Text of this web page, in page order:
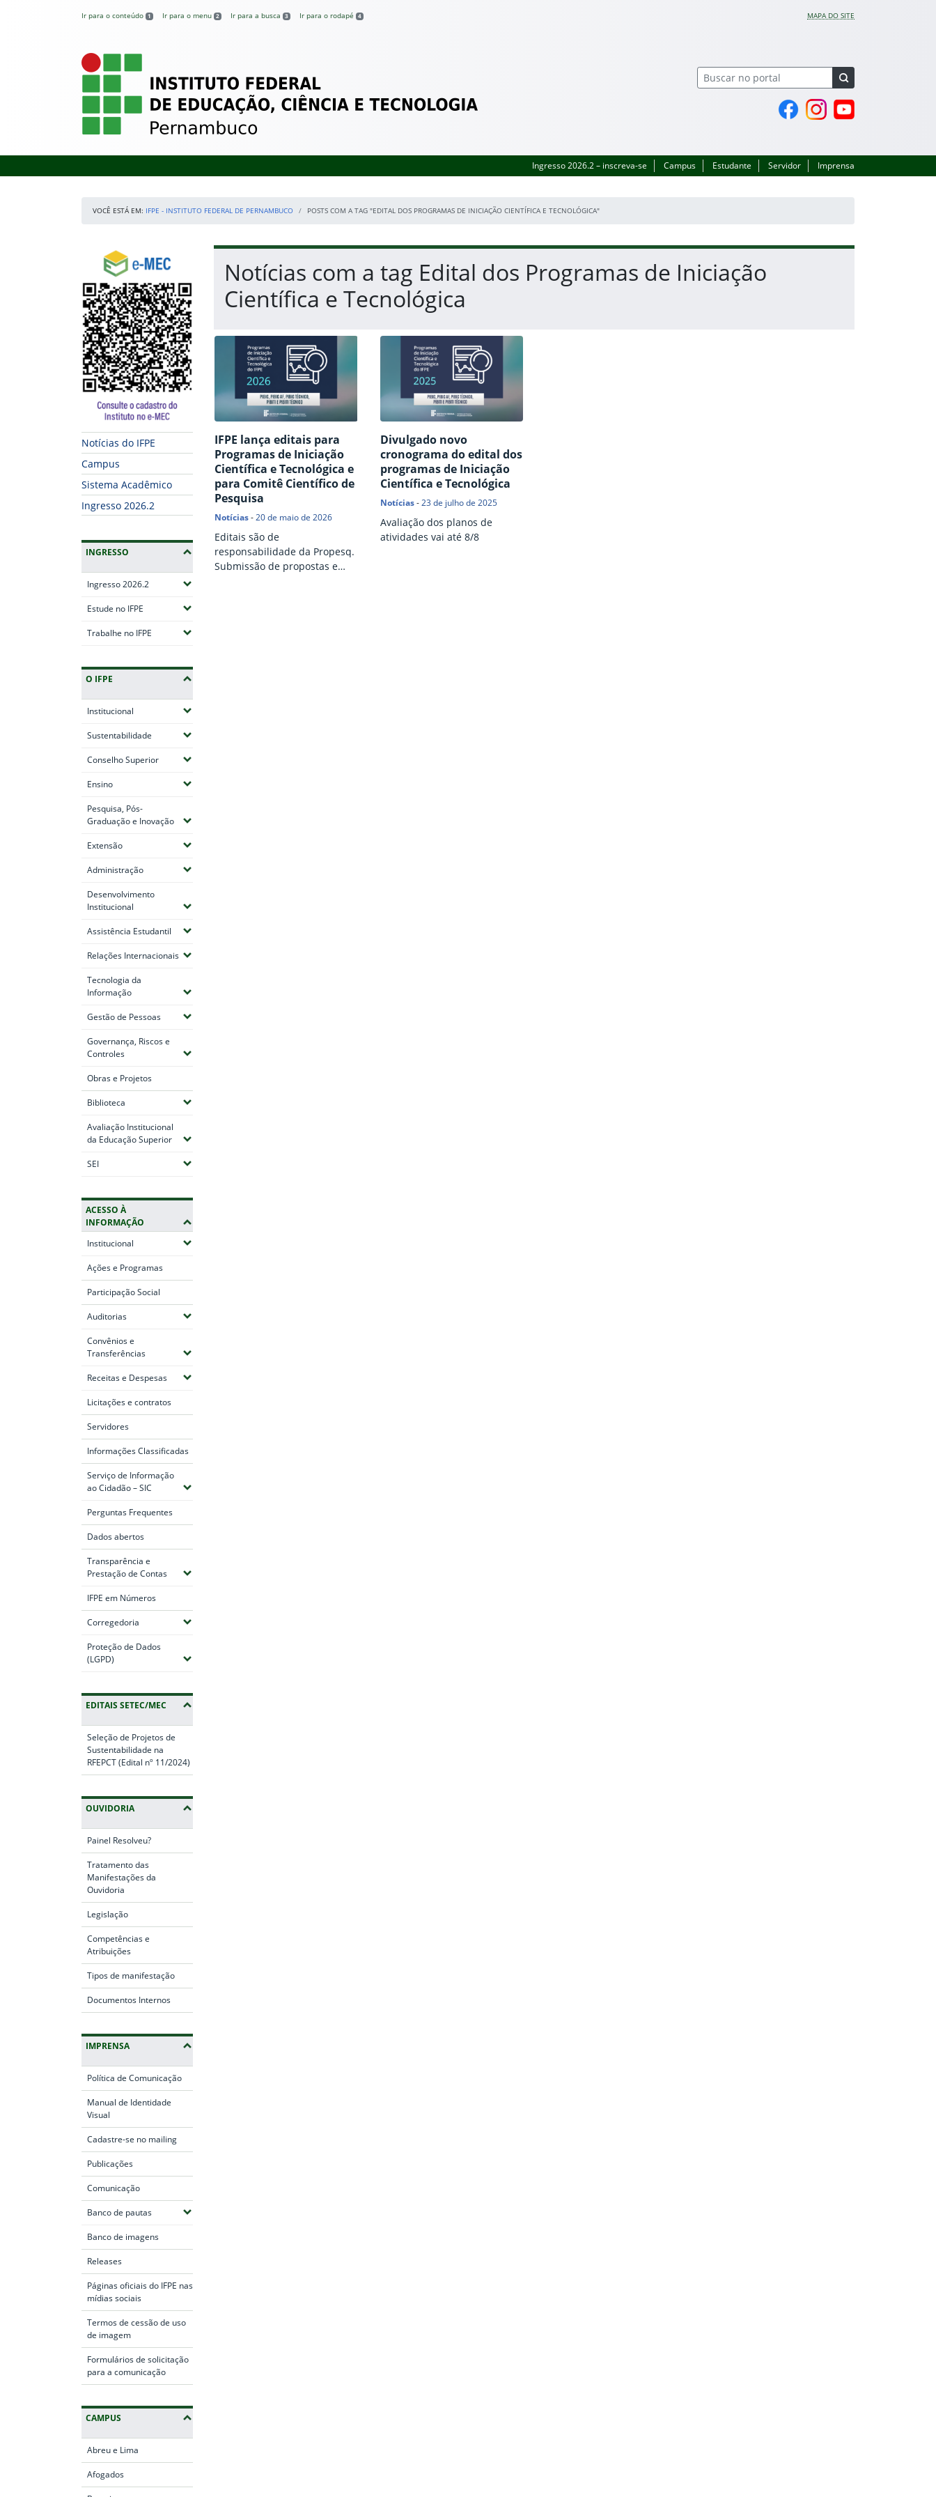
Ir para o conteúdo 1 Ir para o menu 2 Ir para a busca 3 Ir para o rodapé 4 MAPA DO SITE
IFPE – Instituto Federal de Pernambuco
Página do Facebook
Perfil no Instagram
Canal no YouTube
Ingresso 2026.2 – inscreva-se Campus Estudante Servidor Imprensa
VOCÊ ESTÁ EM: IFPE - INSTITUTO FEDERAL DE PERNAMBUCO POSTS COM A TAG "EDITAL DOS PROGRAMAS DE INICIAÇÃO CIENTÍFICA E TECNOLÓGICA"
Início da navegação
Consulte o cadastro do Instituto no e-MEC
Notícias do IFPE
Campus
Sistema Acadêmico
Ingresso 2026.2
INGRESSO
Ingresso 2026.2 (Expandir submenus)
Estude no IFPE (Expandir submenus)
Trabalhe no IFPE (Expandir submenus)
O IFPE
Institucional (Expandir submenus)
Sustentabilidade (Expandir submenus)
Conselho Superior(Expandir submenus)
Ensino(Expandir submenus)
Pesquisa, Pós-
Graduação e Inovação(Expandir submenus)
Extensão(Expandir submenus)
Administração(Expandir submenus)
Desenvolvimento
Institucional (Expandir submenus)
Assistência Estudantil (Expandir submenus)
Relações Internacionais(Expandir submenus)
Tecnologia da
Informação(Expandir submenus)
Gestão de Pessoas(Expandir submenus)
Governança, Riscos e
Controles(Expandir submenus)
Obras e Projetos
Biblioteca (Expandir submenus)
Avaliação Institucional
da Educação Superior(Expandir submenus)
SEI(Expandir submenus)
ACESSO À
INFORMAÇÃO
Institucional (Expandir submenus)
Ações e Programas
Participação Social
Auditorias(Expandir submenus)
Convênios e
Transferências(Expandir submenus)
Receitas e Despesas(Expandir submenus)
Licitações e contratos
Servidores
Informações Classificadas
Serviço de Informação
ao Cidadão – SIC (Expandir submenus)
Perguntas Frequentes
Dados abertos
Transparência e
Prestação de Contas(Expandir submenus)
IFPE em Números
Corregedoria (Expandir submenus)
Proteção de Dados
(LGPD) (Expandir submenus)
EDITAIS SETEC/MEC
Seleção de Projetos de
Sustentabilidade na
RFEPCT (Edital nº 11/2024)
OUVIDORIA
Painel Resolveu?
Tratamento das
Manifestações da
Ouvidoria
Legislação
Competências e
Atribuições
Tipos de manifestação
Documentos Internos
IMPRENSA
Política de Comunicação
Manual de Identidade
Visual
Cadastre-se no mailing
Publicações
Comunicação
Banco de pautas(Expandir submenus)
Banco de imagens
Releases
Páginas oficiais do IFPE nas
mídias sociais
Termos de cessão de uso
de imagem
Formulários de solicitação
para a comunicação
CAMPUS
Abreu e Lima
Afogados
Início do conteúdo
Notícias com a tag Edital dos Programas de Iniciação
Científica e Tecnológica
IFPE lança editais para
Programas de Iniciação
Científica e Tecnológica e
para Comitê Científico de
Pesquisa
Notícias-20 de maio de 2026
Editais são de
responsabilidade da Propesq.
Submissão de propostas e
Divulgado novo
cronograma do edital dos
programas de Iniciação
Científica e Tecnológica
Notícias -23 de julho de 2025
Avaliação dos planos de
atividades vai até 8/8